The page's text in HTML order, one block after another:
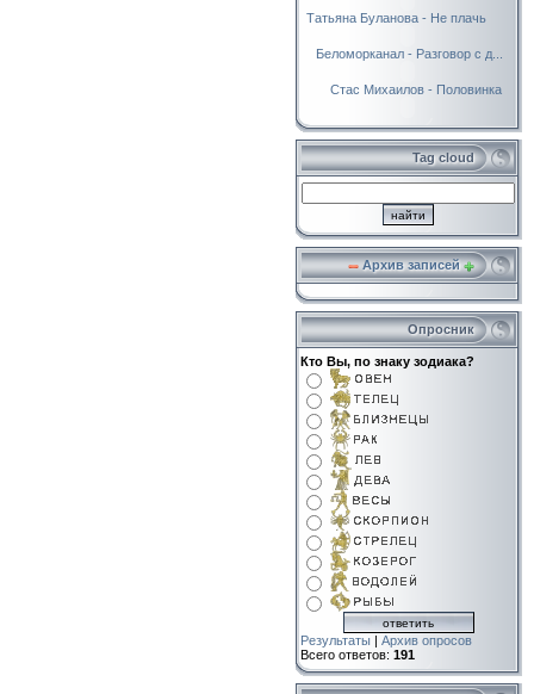
Татьяна Буланова - Не плачь
Беломорканал - Разговор с д...
Стас Михаилов - Половинка
Tag cloud
Архив записей
Опросник
Кто Вы, по знаку зодиака?
Результаты | Архив опросов
Всего ответов: 191